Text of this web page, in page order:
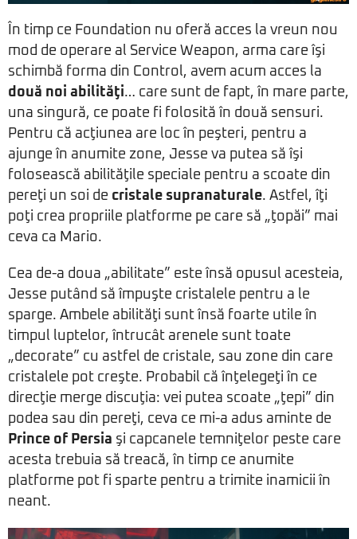
În timp ce Foundation nu oferă acces la vreun nou
mod de operare al Service Weapon, arma care îşi
schimbă forma din Control, avem acum acces la
două noi abilităţi… care sunt de fapt, în mare parte,
una singură, ce poate fi folosită în două sensuri.
Pentru că acţiunea are loc în peşteri, pentru a
ajunge în anumite zone, Jesse va putea să îşi
folosească abilităţile speciale pentru a scoate din
pereţi un soi de cristale supranaturale. Astfel, îţi
poţi crea propriile platforme pe care să „ţopăi” mai
ceva ca Mario.
Cea de-a doua „abilitate” este însă opusul acesteia,
Jesse putând să împuşte cristalele pentru a le
sparge. Ambele abilităţi sunt însă foarte utile în
timpul luptelor, întrucât arenele sunt toate
„decorate” cu astfel de cristale, sau zone din care
cristalele pot creşte. Probabil că înţelegeţi în ce
direcţie merge discuţia: vei putea scoate „ţepi” din
podea sau din pereţi, ceva ce mi-a adus aminte de
Prince of Persia şi capcanele temniţelor peste care
acesta trebuia să treacă, în timp ce anumite
platforme pot fi sparte pentru a trimite inamicii în
neant.